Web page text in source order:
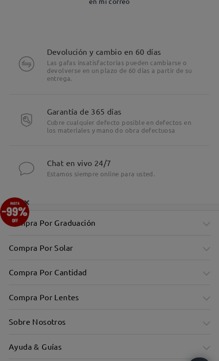
Devolución y cambio en 60 días
Las gafas insatisfactorias pueden cambiarse o
devolverse en un plazo de 60 días a partir de su
entrega.
Garantía de 365 días
Cubre cualquier defecto posible en defectos en
los materiales y mano do obra defectuosa
Chat en vivo 24/7
Estamos siempre online para usted.
Compra Por Graduación
Compra Por Solar
Compra Por Cantidad
Compra Por Lentes
Sobre Nosotros
Ayuda & Guías
×